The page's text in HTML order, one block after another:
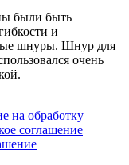
были быть
и
шнуры. Шнур для
очень
на обработку
соглашение